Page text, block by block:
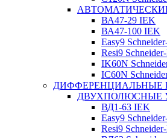
ВА47-29 IEK
ВА47-100 IEK
Easy9
Resi9
IK60N
IC60N
ДИФФЕРЕНЦИАЛЬНЫЕ
ДВУХПОЛЮСНЫЕ
ВД1-63 IEK
Easy9
Resi9